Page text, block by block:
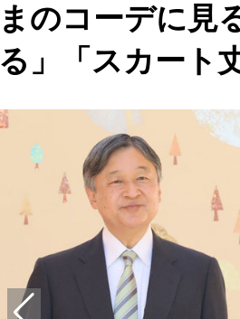
まのコーデに見
る」「スカート